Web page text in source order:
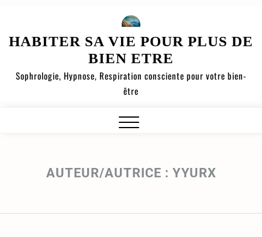
HABITER SA VIE POUR PLUS DE
BIEN ETRE
Sophrologie, Hypnose, Respiration consciente pour votre bien-
être
AUTEUR/AUTRICE : YYURX